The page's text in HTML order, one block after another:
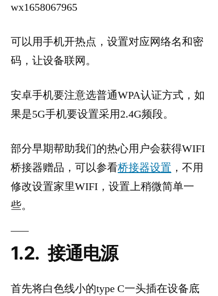
wx1658067965
可以用手机开热点，设置对应网络名和密
码，让设备联网。
安卓手机要注意选普通WPA认证方式，如
果是5G手机要设置采用2.4G频段。
部分早期帮助我们的热心用户会获得WIFI
桥接器赠品，可以参看桥接器设置 ，不用
修改设置家里WIFI，设置上稍微简单一
些。
1.2.接通电源
首先将白色线小的type C一头插在设备底